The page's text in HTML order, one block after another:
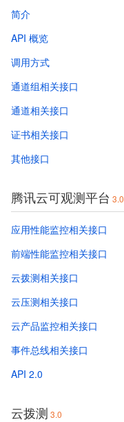
简介
API 概览
调用方式
通道组相关接口
通道相关接口
证书相关接口
其他接口
腾讯云可观测平台 3.0
应用性能监控相关接口
前端性能监控相关接口
云拨测相关接口
云压测相关接口
云产品监控相关接口
事件总线相关接口
API 2.0
云拨测 3.0